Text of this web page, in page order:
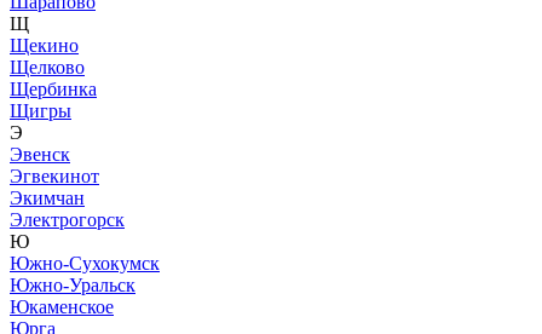
Щ
Щекино
Щелково
Щербинка
Щигры
Э
Эвенск
Эгвекинот
Экимчан
Электрогорск
Ю
Южно-Сухокумск
Южно-Уральск
Юкаменское
Юрга